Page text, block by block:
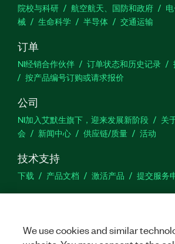
院校与科研 航空航天、国防和政府
械
生命科学 半导体 交通运输
订单
NI经销合作伙伴 订单状态和历史记录
按产品编号订购或请求报价
公司
NI加入艾默生旗下，迎来发展新阶段 关
会
新闻中心 供应链/质量 活动
技术支持
下载 产品文档 激活产品 提交服务
We use cookies and similar